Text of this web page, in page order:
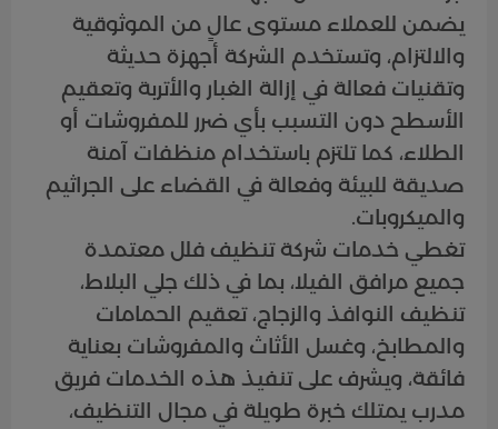
يضمن للعملاء مستوى عالٍ من الموثوقية
والالتزام، وتستخدم الشركة أجهزة حديثة
وتقنيات فعالة في إزالة الغبار والأتربة وتعقيم
الأسطح دون التسبب بأي ضرر للمفروشات أو
الطلاء، كما تلتزم باستخدام منظفات آمنة
صديقة للبيئة وفعالة في القضاء على الجراثيم
والميكروبات.
تغطي خدمات شركة تنظيف فلل معتمدة
جميع مرافق الفيلا، بما في ذلك جلي البلاط،
تنظيف النوافذ والزجاج، تعقيم الحمامات
والمطابخ، وغسل الأثاث والمفروشات بعناية
فائقة، ويشرف على تنفيذ هذه الخدمات فريق
مدرب يمتلك خبرة طويلة في مجال التنظيف،